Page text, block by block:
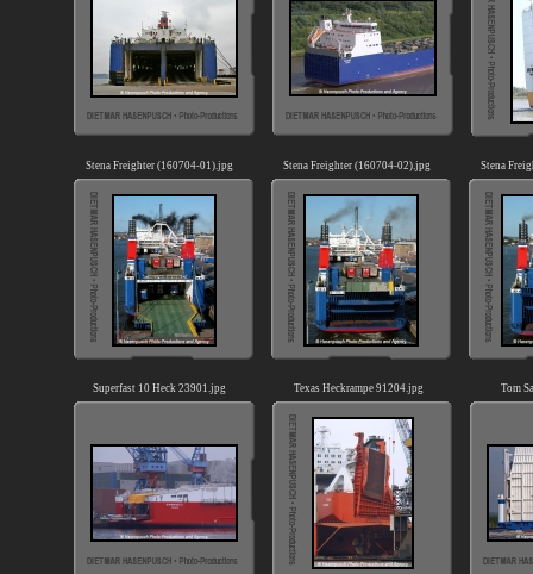
Stena Freighter (160704-01).jpg Stena Freighter (160704-02).jpg Stena
Superfast 10 Heck 23901.jpg Texas Heckrampe 91204.jpg Tom